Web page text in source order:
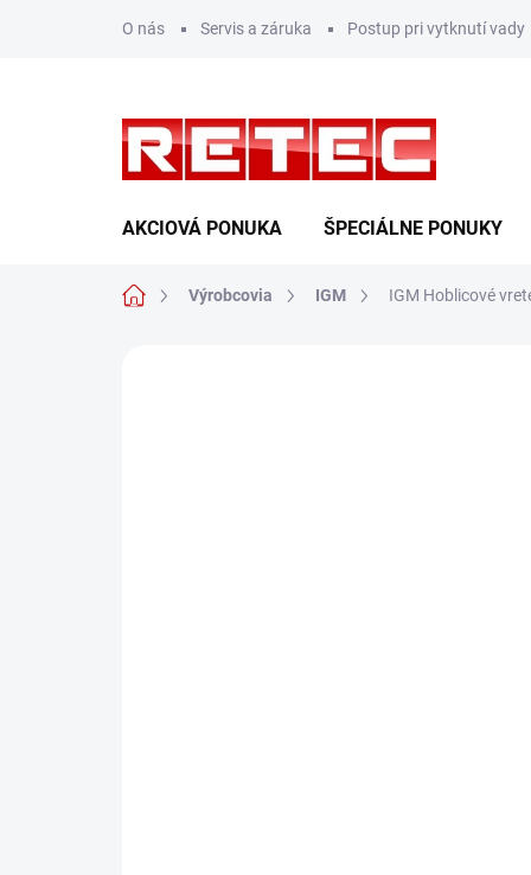
O nás Servis a záruka Postup pri vytknutí vady
AKCIOVÁ PONUKA ŠPECIÁLNE PONUKY
DomovVýrobcovia IGM IGM Hoblicové